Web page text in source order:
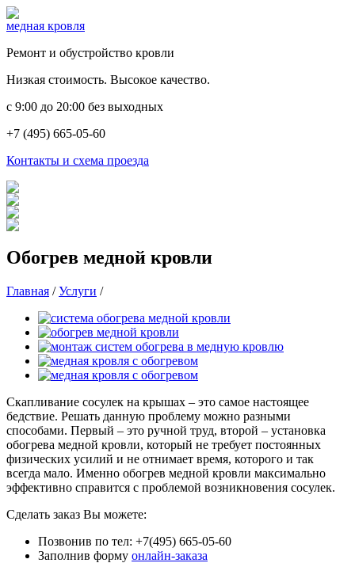
медная кровля
Ремонт и обустройство кровли
Низкая стоимость. Высокое качество.
c 9:00 до 20:00 без выходных
+7 (495) 665-05-60
Контакты и схема проезда
Обогрев медной кровли
Главная /Услуги /
Скапливание сосулек на крышах – это самое настоящее
бедствие. Решать данную проблему можно разными
способами. Первый – это ручной труд, второй – установка
обогрева медной кровли, который не требует постоянных
физических усилий и не отнимает время, которого и так
всегда мало. Именно обогрев медной кровли максимально
эффективно справится с проблемой возникновения сосулек.
Сделать заказ Вы можете:
Позвонив по тел: +7(495) 665-05-60
Заполнив форму онлайн-заказа